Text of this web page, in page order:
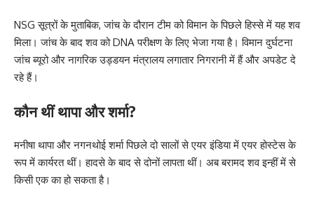
NSG सूत्रों के मुताबिक, जांच के दौरान टीम को विमान के पिछले हिस्से में यह शव
मिला। जांच के बाद शव को DNA परीक्षण के लिए भेजा गया है। विमान दुर्घटना
जांच ब्यूरो और नागरिक उड्डयन मंत्रालय लगातार निगरानी में हैं और अपडेट दे
रहे हैं।
कौन थीं थापा और शर्मा?
मनीषा थापा और नगनथोई शर्मा पिछले दो सालों से एयर इंडिया में एयर होस्टेस के
रूप में कार्यरत थीं। हादसे के बाद से दोनों लापता थीं। अब बरामद शव इन्हीं में से
किसी एक का हो सकता है।